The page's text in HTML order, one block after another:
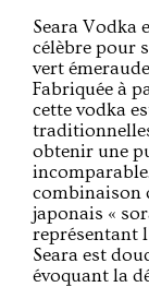
Seara Vodka
célèbre pour
vert
Fabriquée à
cette vodka
obtenir une
combinaison
japonais «
représentant
Seara est
évoquant la